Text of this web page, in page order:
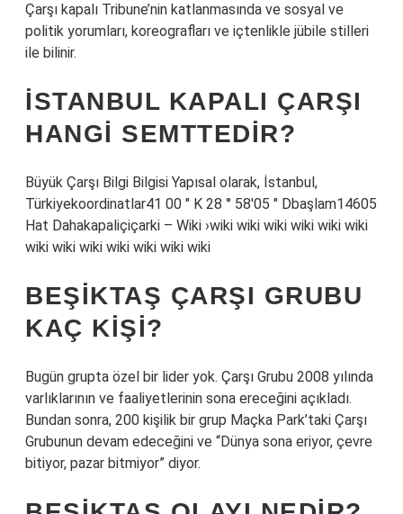
Çarşı kapalı Tribune’nin katlanmasında ve sosyal ve
politik yorumları, koreografları ve içtenlikle jübile stilleri
ile bilinir.
İSTANBUL KAPALI ÇARŞI
HANGI SEMTTEDIR?
Büyük Çarşı Bilgi Bilgisi Yapısal olarak, İstanbul,
Türkiyekoordinatlar41 00 ″ K 28 ° 58′05 ″ Dbaşlam14605
Hat Dahakapaliçiçarki – Wiki ›wiki wiki wiki wiki wiki wiki
wiki wiki wiki wiki wiki wiki wiki
BEŞIKTAŞ ÇARŞI GRUBU
KAÇ KIŞI?
Bugün grupta özel bir lider yok. Çarşı Grubu 2008 yılında
varlıklarının ve faaliyetlerinin sona ereceğini açıkladı.
Bundan sonra, 200 kişilik bir grup Maçka Park’taki Çarşı
Grubunun devam edeceğini ve “Dünya sona eriyor, çevre
bitiyor, pazar bitmiyor” diyor.